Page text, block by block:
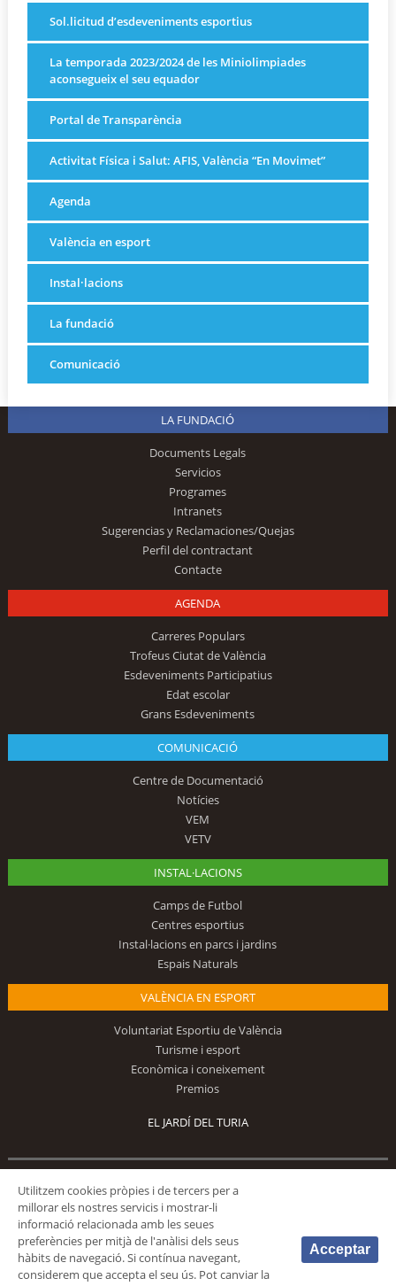
Sol.licitud d’esdeveniments esportius
La temporada 2023/2024 de les Miniolimpiades
aconsegueix el seu equador
Portal de Transparència
Activitat Física i Salut: AFIS, València “En Movimet”
Agenda
València en esport
Instal·lacions
La fundació
Comunicació
LA FUNDACIÓ
Documents Legals
Servicios
Programes
Intranets
Sugerencias y Reclamaciones/Quejas
Perfil del contractant
Contacte
AGENDA
Carreres Populars
Trofeus Ciutat de València
Esdeveniments Participatius
Edat escolar
Grans Esdeveniments
COMUNICACIÓ
Centre de Documentació
Notícies
VEM
VETV
INSTAL·LACIONS
Camps de Futbol
Centres esportius
Instal·lacions en parcs i jardins
Espais Naturals
VALÈNCIA EN ESPORT
Voluntariat Esportiu de València
Turisme i esport
Econòmica i coneixement
Premios
EL JARDÍ DEL TURIA
Utilitzem cookies pròpies i de tercers per a
millorar els nostres servicis i mostrar-li
informació relacionada amb les seues
preferències per mitjà de l'anàlisi dels seus
hàbits de navegació. Si contínua navegant,
considerem que accepta el seu ús. Pot canviar la
Acceptar